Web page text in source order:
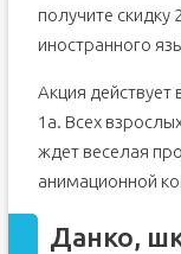
получите скидку
иностранного
Акция действует
1а. Всех
ждет веселая
анимационной
Данко,